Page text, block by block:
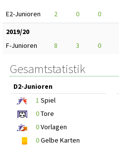
E2-Junioren
2 0 0
2019/20
F-Junioren
8 3 0
Gesamtstatistik
D2-Junioren
1 Spiel
0Tore
0Vorlagen
0Gelbe Karten